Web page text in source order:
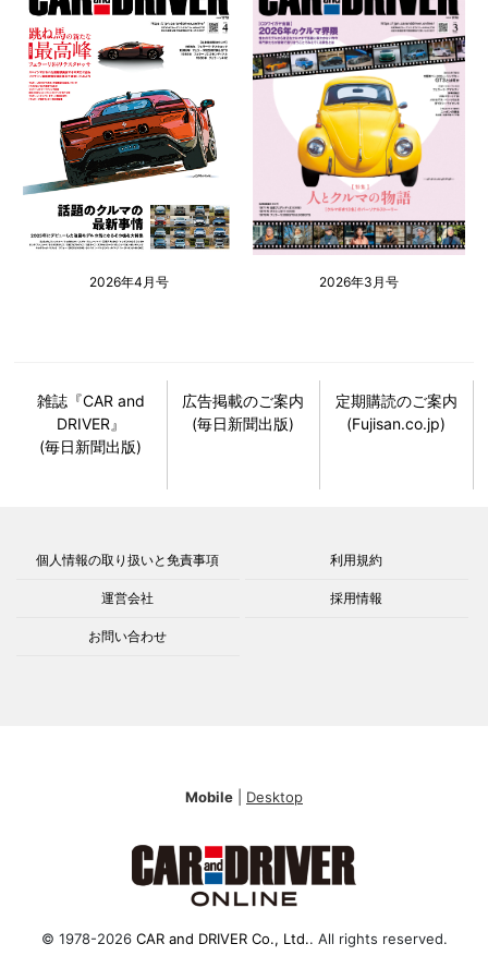
2026年4月号 2026年3月号
雑誌『CAR and
DRIVER』
(毎日新聞出版)
広告掲載のご案内
(毎日新聞出版)
定期購読のご案内
(Fujisan.co.jp)
個人情報の取り扱いと免責事項 利用規約
運営会社 採用情報
お問い合わせ
Mobile Desktop
© 1978-2026 CAR and DRIVER Co., Ltd.. All rights reserved.